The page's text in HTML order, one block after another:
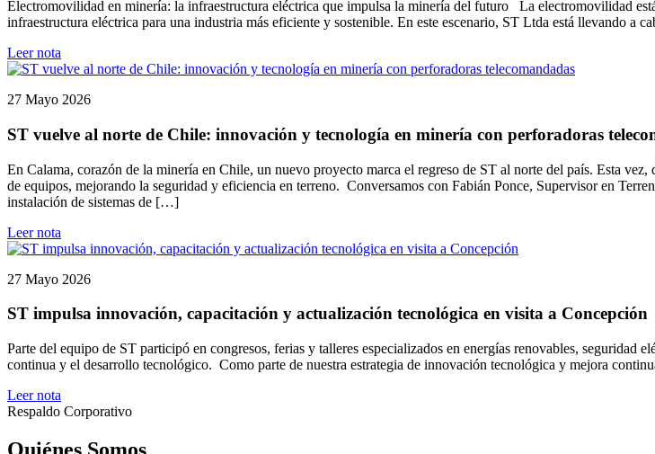
Electromovilidad en minería: la infraestructura eléctrica que impulsa la minería del futuro La electromovilidad
infraestructura eléctrica para una industria más eficiente y sostenible. En este escenario, ST Ltda está llevando a
Leer nota
27 Mayo 2026
ST vuelve al norte de Chile: innovación y tecnología en minería con perforadoras
En Calama, corazón de la minería en Chile, un nuevo proyecto marca el regreso de ST al norte del país. Esta
de equipos, mejorando la seguridad y eficiencia en terreno. Conversamos con Fabián Ponce, Supervisor en
instalación de sistemas de […]
Leer nota
27 Mayo 2026
ST impulsa innovación, capacitación y actualización tecnológica en visita a Concepción
Parte del equipo de ST participó en congresos, ferias y talleres especializados en energías renovables,
continua y el desarrollo tecnológico. Como parte de nuestra estrategia de innovación tecnológica y mejora
Leer nota
Respaldo Corporativo